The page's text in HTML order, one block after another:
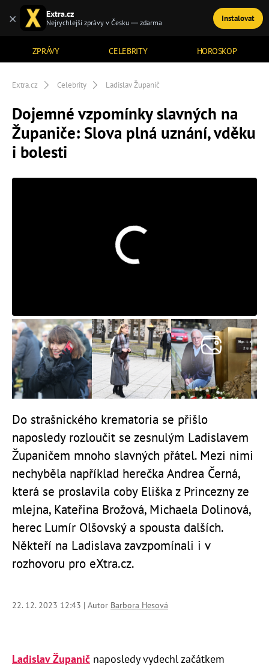
ZPRÁVY CELEBRITY HOROSKOP
TÉMATA
Extra.cz Celebrity Ladislav Županič
Dojemné vzpomínky slavných na
Županiče: Slova plná uznání, vděku
i bolesti
Do strašnického krematoria se přišlo
naposledy rozloučit se zesnulým Ladislavem
Županičem mnoho slavných přátel. Mezi nimi
nechyběla například herečka Andrea Černá,
která se proslavila coby Eliška z Princezny ze
mlejna, Kateřina Brožová, Michaela Dolinová,
herec Lumír Olšovský a spousta dalších.
Někteří na Ladislava zavzpomínali i v
rozhovoru pro eXtra.cz.
22. 12. 2023 12:43 | Autor Barbora Hesová
Ladislav Županič naposledy vydechl začátkem
× Extra.cz
Nejrychlejší zprávy v Česku — zdarma Instalovat